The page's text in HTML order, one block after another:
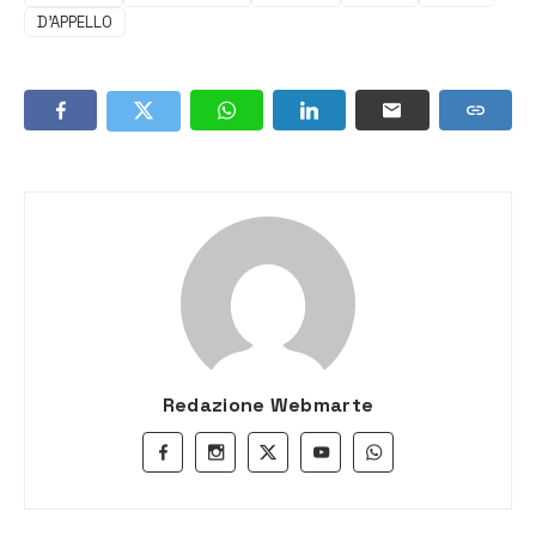
D'APPELLO
Redazione Webmarte